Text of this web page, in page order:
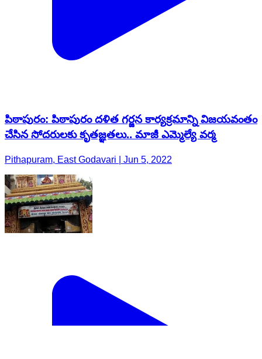
పిఠాపురం: పిఠాపురం దళిత గర్జన కార్యక్రమాన్ని విజయవంతం
చేసిన సోదరులకు కృతజ్ఞతలు.. మాజీ ఎమ్మెల్యే వర్మ
Pithapuram, East Godavari | Jun 5, 2022